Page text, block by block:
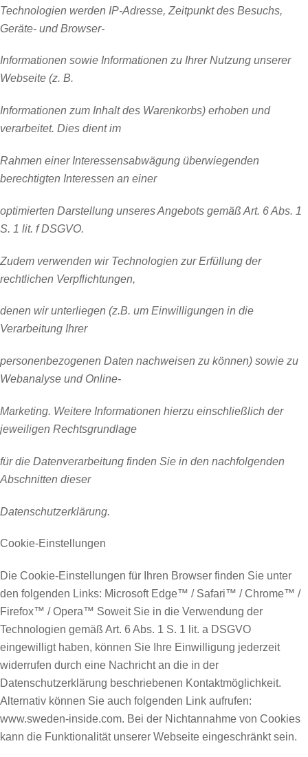
Technologien werden IP-Adresse, Zeitpunkt des Besuchs,
Geräte- und Browser-
Informationen sowie Informationen zu Ihrer Nutzung unserer
Webseite (z. B.
Informationen zum Inhalt des Warenkorbs) erhoben und
verarbeitet. Dies dient im
Rahmen einer Interessensabwägung überwiegenden
berechtigten Interessen an einer
optimierten Darstellung unseres Angebots gemäß Art. 6 Abs. 1
S. 1 lit. f DSGVO.
Zudem verwenden wir Technologien zur Erfüllung der
rechtlichen Verpflichtungen,
denen wir unterliegen (z.B. um Einwilligungen in die
Verarbeitung Ihrer
personenbezogenen Daten nachweisen zu können) sowie zu
Webanalyse und Online-
Marketing. Weitere Informationen hierzu einschließlich der
jeweiligen Rechtsgrundlage
für die Datenverarbeitung finden Sie in den nachfolgenden
Abschnitten dieser
Datenschutzerklärung.
Cookie-Einstellungen
Die Cookie-Einstellungen für Ihren Browser finden Sie unter
den folgenden Links: Microsoft Edge™ / Safari™ / Chrome™ /
Firefox™ / Opera™ Soweit Sie in die Verwendung der
Technologien gemäß Art. 6 Abs. 1 S. 1 lit. a DSGVO
eingewilligt haben, können Sie Ihre Einwilligung jederzeit
widerrufen durch eine Nachricht an die in der
Datenschutzerklärung beschriebenen Kontaktmöglichkeit.
Alternativ können Sie auch folgenden Link aufrufen:
www.sweden-inside.com. Bei der Nichtannahme von Cookies
kann die Funktionalität unserer Webseite eingeschränkt sein.